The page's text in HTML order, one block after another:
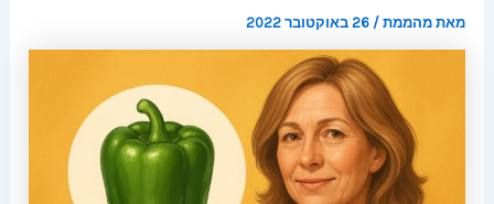
מאתמהממת/26 באוקטובר 2022